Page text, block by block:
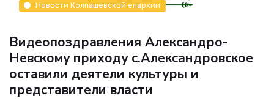
Новости Колпашевской епархии
Видеопоздравления Александро-
Невскому приходу с.Александровское
оставили деятели культуры и
представители власти